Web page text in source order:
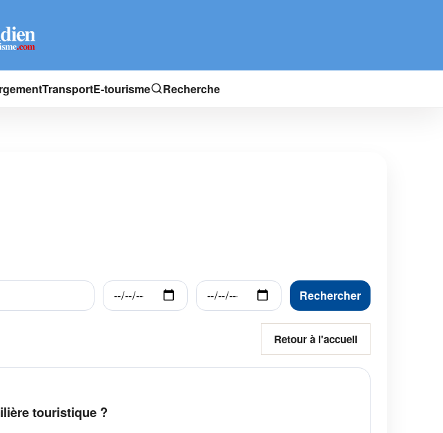
TransportE-tourisme Recherche
Rechercher
Retour à l'accueil
touristique ?